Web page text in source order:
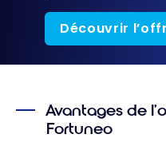
Découvrir
Avantages de
Fortuneo